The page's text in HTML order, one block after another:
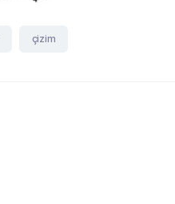
çizim